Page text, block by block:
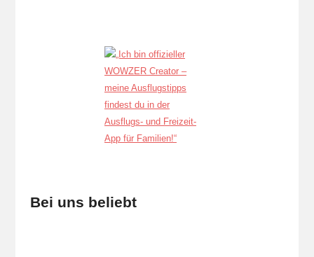
Bei uns beliebt